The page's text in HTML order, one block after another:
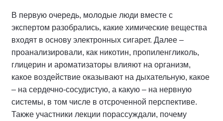
В первую очередь, молодые люди вместе с
экспертом разобрались, какие химические вещества
входят в основу электронных сигарет. Далее –
проанализировали, как никотин, пропиленгликоль,
глицерин и ароматизаторы влияют на организм,
какое воздействие оказывают на дыхательную, какое
– на сердечно‑сосудистую, а какую – на нервную
системы, в том числе в отсроченной перспективе.
Также участники лекции порассуждали, почему